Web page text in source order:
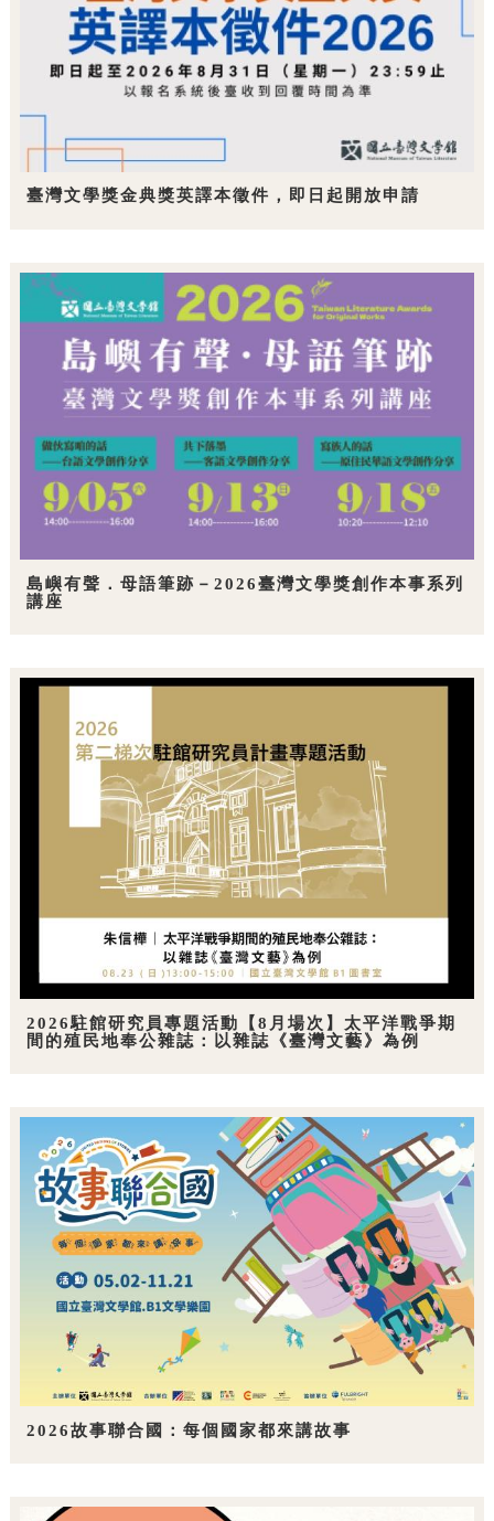
臺灣文學獎金典獎英譯本徵件，即日起開放申請
島嶼有聲．母語筆跡－2026臺灣文學獎創作本事系列
講座
2026駐館研究員專題活動【8月場次】太平洋戰爭期
間的殖民地奉公雜誌：以雜誌《臺灣文藝》為例
2026故事聯合國：每個國家都來講故事